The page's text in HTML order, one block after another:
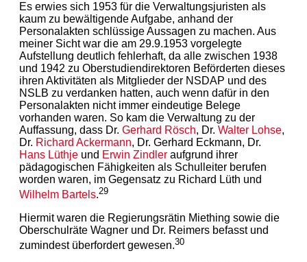
Es erwies sich 1953 für die Verwaltungsjuristen als
kaum zu bewältigende Aufgabe, anhand der
Personalakten schlüssige Aussagen zu machen. Aus
meiner Sicht war die am 29.9.1953 vorgelegte
Aufstellung deutlich fehlerhaft, da alle zwischen 1938
und 1942 zu Oberstudiendirektoren Beförderten dieses
ihren Aktivitäten als Mitglieder der NSDAP und des
NSLB zu verdanken hatten, auch wenn dafür in den
Personalakten nicht immer eindeutige Belege
vorhanden waren. So kam die Verwaltung zu der
Auffassung, dass Dr. Gerhard Rösch, Dr. Walter Lohse,
Dr. Richard Ackermann, Dr. Gerhard Eckmann, Dr.
Hans Lüthje und Erwin Zindler aufgrund ihrer
pädagogischen Fähigkeiten als Schulleiter berufen
worden waren, im Gegensatz zu Richard Lüth und
Wilhelm Bartels.29
Hiermit waren die Regierungsrätin Miething sowie die
Oberschulräte Wagner und Dr. Reimers befasst und
zumindest überfordert gewesen.30